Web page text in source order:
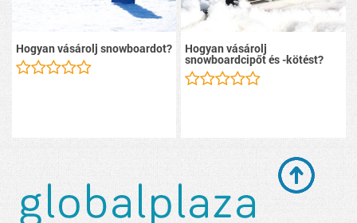
Hogyan vásárolj snowboardot? Hogyan vásárolj
snowboardcipőt és -kötést?